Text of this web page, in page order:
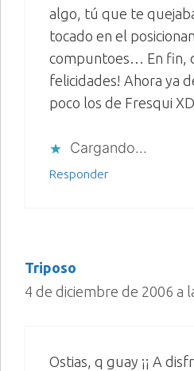
algo, tú que te
tocado en el
compuntoes… En fin,
felicidades! Ahora ya
poco los de Fresqui XD
Cargando...
Responder
Triposo
4 de diciembre de 2006 a
Ostias, q guay ¡¡ A